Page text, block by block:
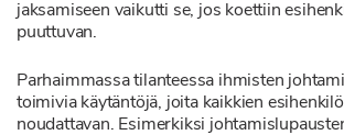
jaksamiseen vaikutti se, jos koettiin
puuttuvan.
Parhaimmassa tilanteessa ihmisten
toimivia käytäntöjä, joita kaikkien
noudattavan. Esimerkiksi